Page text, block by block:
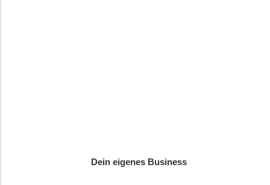
Dein eigenes Business